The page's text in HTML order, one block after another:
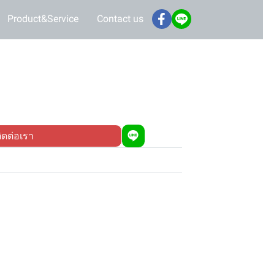
Product&Service Contact us
ต่อเรา